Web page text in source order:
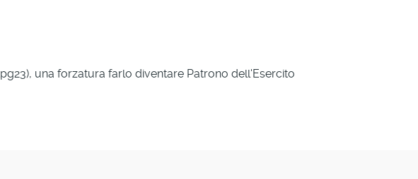
una forzatura farlo diventare Patrono dell'Esercito